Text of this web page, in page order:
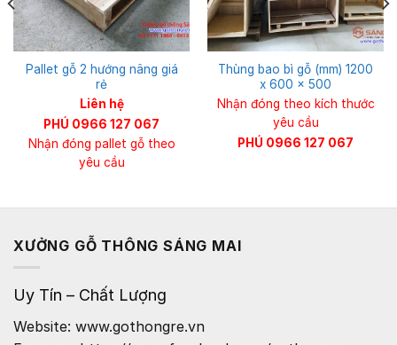
Pallet gỗ 2 hướng nâng giá
rẻ
Liên hệ
PHÚ 0966 127 067
Nhận đóng pallet gỗ theo
yêu cầu
Thùng bao bì gỗ (mm) 1200
x 600 x 500
Nhận đóng theo kích thước
yêu cầu
PHÚ 0966 127 067
XƯỞNG GỖ THÔNG SÁNG MAI
Uy Tín – Chất Lượng
Website: www.gothongre.vn